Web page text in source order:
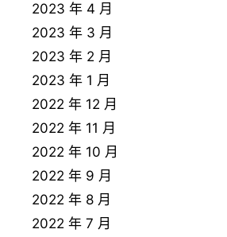
2023 年 4 月
2023 年 3 月
2023 年 2 月
2023 年 1 月
2022 年 12 月
2022 年 11 月
2022 年 10 月
2022 年 9 月
2022 年 8 月
2022 年 7 月